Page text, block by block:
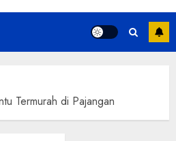
Termurah di Pajangan